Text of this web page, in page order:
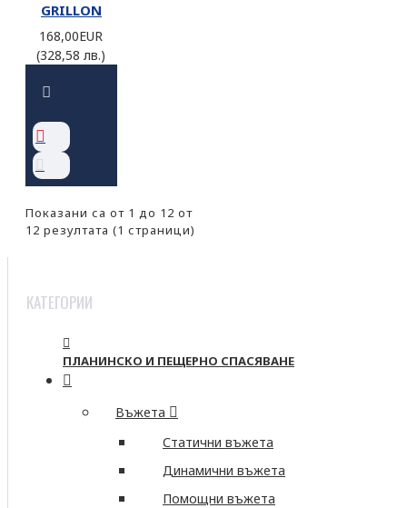
GRILLON
168,00EUR
(328,58 лв.)
Показани са от 1 до 12 от
12 резултата (1 страници)
КАТЕГОРИИ
ПЛАНИНСКО И ПЕЩЕРНО СПАСЯВАНЕ
Въжета
Статични въжета
Динамични въжета
Помощни въжета